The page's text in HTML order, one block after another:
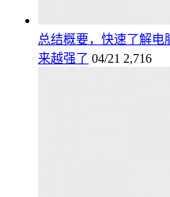
总结概要，快速了解
来越强了 04/21 2,716